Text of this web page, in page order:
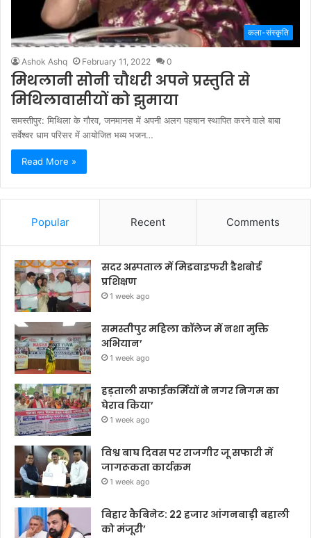
कला-संस्कृति
Ashok Ashq February 11, 2022 0
मिथलानी सोनी चौधरी अपने प्रस्तुति से
मिथिलावासीयों को झुमाया
समस्तीपुर: मिथिला के गौरव, जनमानस में अपनी अलग पहचान स्थापित करने वाले बाबा
सर्वेश्वर धाम परिसर में आयोजित भव्य भजन…
Read More »
Popular Recent Comments
सदर अस्पताल में मिडवाइफरी डैशबोर्ड
प्रशिक्षण
1 week ago
समस्तीपुर महिला कॉलेज में नशा मुक्ति
अभियान’
1 week ago
हड़ताली सफाईकर्मियों ने नगर निगम का
घेराव किया’
1 week ago
विश्व बाघ दिवस पर राजगीर जू सफारी में
जागरूकता कार्यक्रम
1 week ago
बिहार कैबिनेट: 22 हजार आंगनबाड़ी बहाली
को मंजूरी’